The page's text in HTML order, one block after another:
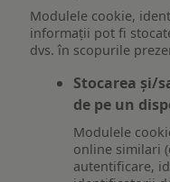
Modulele cookie,
informații pot fi
dvs. în scopurile
Stocarea și/
de pe un
Modulele
online similari
autentificare,